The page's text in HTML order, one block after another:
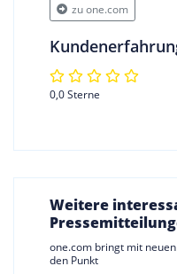
zu one.com
0,0 Sterne
Weitere
one.com bringt mit
den Punkt